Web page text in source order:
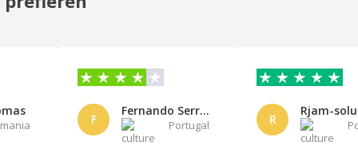
F
Fernando Serralharia Unip. Lda
Portugal R